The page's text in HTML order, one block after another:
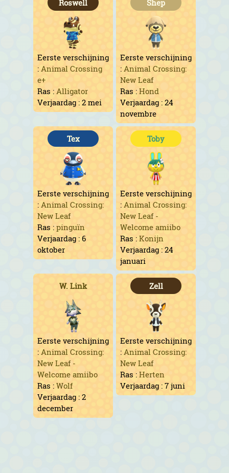
Roswell
Eerste verschijning
: Animal Crossing
e+
Ras : Alligator
Verjaardag : 2 mei
Shep
Eerste verschijning
: Animal Crossing:
New Leaf
Ras : Hond
Verjaardag : 24
novembre
Tex
Eerste verschijning
: Animal Crossing:
New Leaf
Ras : pinguïn
Verjaardag : 6
oktober
Toby
Eerste verschijning
: Animal Crossing:
New Leaf -
Welcome amiibo
Ras : Konijn
Verjaardag : 24
januari
W. Link
Eerste verschijning
: Animal Crossing:
New Leaf -
Welcome amiibo
Ras : Wolf
Verjaardag : 2
december
Zell
Eerste verschijning
: Animal Crossing:
New Leaf
Ras : Herten
Verjaardag : 7 juni